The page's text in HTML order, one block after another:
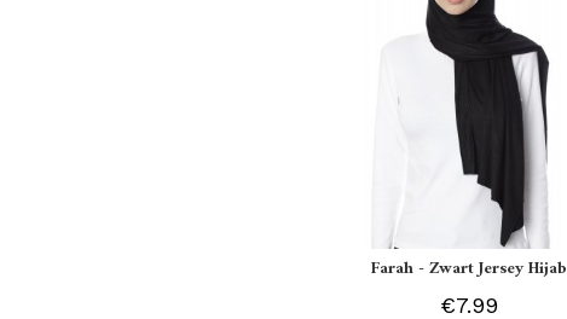
Farah - Zwart Jersey Hijab
€7.99